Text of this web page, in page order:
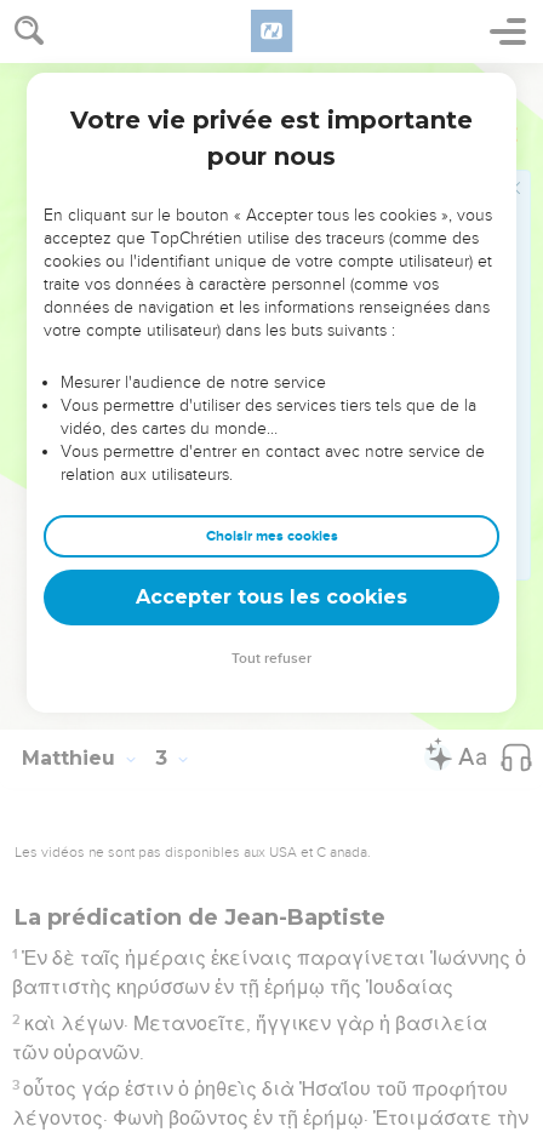
Matthieu 2
18 Φωνὴ ἐν Ῥαμὰ ἠκούσθη, κλαυθμὸς καὶ ὀδυρμὸς
πολύς· Ῥαχὴλ κλαίουσα τὰ τέκνα αὐτῆς, καὶ οὐκ
ἤθελεν παρακληθῆναι ὅτι οὐκ εἰσίν.
Le retour d'Égypte
Τελευτήσαντος δὲ τοῦ Ἡρῴδου ἰδοὺ ἄγγελος κυρίου
φαίνεται κατ’ ὄναρ τῷ Ἰωσὴφ ἐν Αἰγύπτῳ
λέγων· Ἐγερθεὶς παράλαβε τὸ παιδίον καὶ τὴν
μητέρα αὐτοῦ καὶ πορεύου εἰς γῆν Ἰσραήλ,
τεθνήκασιν γὰρ οἱ ζητοῦντες τὴν ψυχὴν τοῦ παιδίου.
αὐτοῦ καὶ εἰσῆλθεν εἰς γῆν Ἰσραήλ.
ἀκούσας δὲ ὅτι Ἀρχέλαος βασιλεύει τῆς Ἰουδαίας
ἀντὶ τοῦ πατρὸς αὐτοῦ Ἡρῴδου ἐφοβήθη ἐκεῖ
ἀπελθεῖν· χρηματισθεὶς δὲ κατ’ ὄναρ ἀνεχώρησεν εἰς
καὶ ἐλθὼν κατῴκησεν εἰς πόλιν λεγομένην
Ναζαρέτ, ὅπως πληρωθῇ τὸ ῥηθὲν διὰ τῶν προφητῶν
ὅτι Ναζωραῖος κληθήσεται.
Hébreu : © Westminster Leningrad Codex - tanach.us --- Grec : © 2010 by the
Matthieu 3
Les vidéos ne sont pas disponibles aux USA et C anada.
La prédication de Jean-Baptiste
1 Ἐν δὲ ταῖς ἡμέραις ἐκείναις παραγίνεται Ἰωάννης ὁ
βαπτιστὴς κηρύσσων ἐν τῇ ἐρήμῳ τῆς Ἰουδαίας
2 καὶ λέγων· Μετανοεῖτε, ἤγγικεν γὰρ ἡ βασιλεία
τῶν οὐρανῶν.
3 οὗτος γάρ ἐστιν ὁ ῥηθεὶς διὰ Ἠσαΐου τοῦ προφήτου
λέγοντος· Φωνὴ βοῶντος ἐν τῇ ἐρήμῳ· Ἑτοιμάσατε τὴν
Votre vie privée est importante
pour nous
En cliquant sur le bouton « Accepter tous les cookies », vous
acceptez que TopChrétien utilise des traceurs (comme des
cookies ou l'identifiant unique de votre compte utilisateur) et
traite vos données à caractère personnel (comme vos
données de navigation et les informations renseignées dans
votre compte utilisateur) dans les buts suivants :
Mesurer l'audience de notre service
Vous permettre d'utiliser des services tiers tels que de la
vidéo, des cartes du monde…
Vous permettre d'entrer en contact avec notre service de
relation aux utilisateurs.
Choisir mes cookies
Accepter tous les cookies
Tout refuser